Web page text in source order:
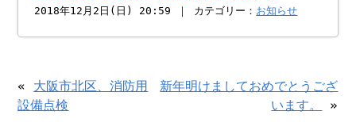
2018年12月2日(日) 20:59 ｜ カテゴリー： お知らせ
« 大阪市北区、消防用
設備点検
新年明けましておめでとうござ
います。
»